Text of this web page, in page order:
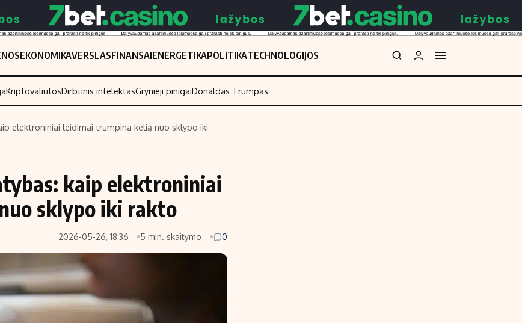
EKONOMIKAVERSLASFINANSAIENERGETIKAPOLITIKATECHNOLOGIJOS
Akcijų rinka
Saulės elektrinės
Kriptovaliutos
Migracija
Indėliai
Įdomios naujienos
KriptovaliutosDirbtinis intelektasGrynieji pinigaiDonaldas Trumpas
elektroniniai leidimai trumpina kelią nuo sklypo iki
kaip elektroniniai
sklypo iki rakto
2026-05-26, 18:36 5 min. skaitymo 0